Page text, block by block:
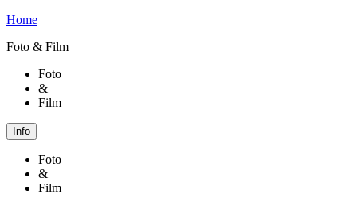
Home
Foto & Film
Foto
&
Film
Info
Foto
&
Film